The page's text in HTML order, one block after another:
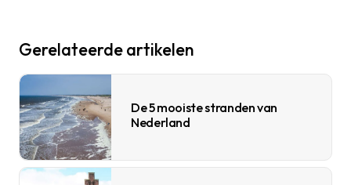
Gerelateerde artikelen
De 5 mooiste stranden van
Nederland